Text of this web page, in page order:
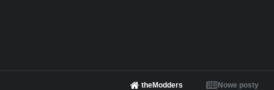
theModders Nowe posty